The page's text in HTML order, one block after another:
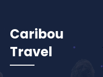
Caribou
Travel